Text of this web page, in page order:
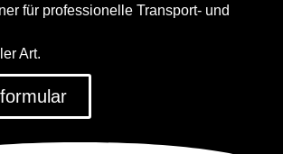
für professionelle Transport- und
Art.